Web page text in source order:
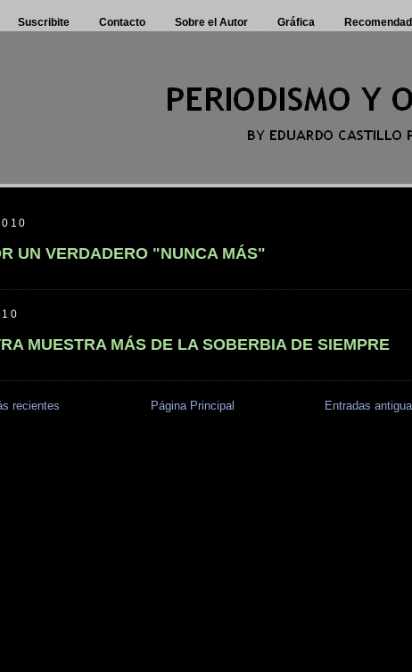
Suscribite Contacto Sobre el Autor Gráfica
UN VERDADERO "NUNCA MÁS"
MUESTRA MÁS DE LA SOBERBIA DE SIEMPRE
recientes Entradas
Página Principal